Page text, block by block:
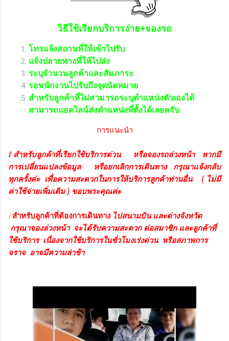
วิธีใช้เรียกบริการง่าย+จองรถ
โทรแจ้งสถานที่ให้เข้าไปรับ
แจ้งปลายทางที่ให้ไปส่ง
ระบุจำนวนลูกค้าและสัมภาระ
รอพนักงานไปรับถึงจุดนัดหมาย
สำหรับลูกค้าที่ไม่สามารถระบุตำแหน่งตัวเองได้
สามารถแอดไลน์ส่งตำแหน่งที่ตั้งได้เลยครับ
การแนะนำ
❕ สำหรับลูกค้าที่เรียกใช้บริการด่วน หรือจองรถล่วงหน้า หากมี
การเปลี่ยนแปลงข้อมูล หรือยกเลิกการเดินทาง กรุณาแจ้งกลับ
ทุกครั้งค่ะ เพื่อความสะดวกในการให้บริการลูกค้าท่านอื่น
( ไม่มี
ค่าใช้จ่ายเพิ่มเติม ) ขอบพระคุณค่ะ
❕ สำหรับลูกค้าที่ต้องการเดินทาง ไปสนามบิน และต่างจังหวัด
กรุณาจองล่วงหน้า จะได้รับความสะดวก ต่อสมาชิก และลูกค้าที่
ใช้บริการ เนื่องจากใช้บริการในชั่วโมงเร่งด่วน หรือสภาพการ
จราจ อาจมีความล่าช้า